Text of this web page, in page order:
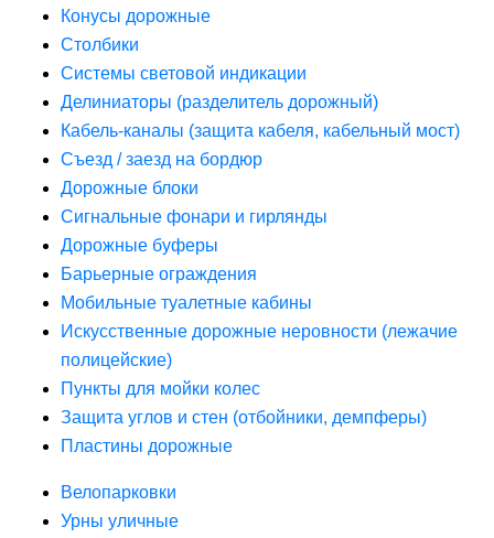
Конусы дорожные
Столбики
Системы световой индикации
Делиниаторы (разделитель дорожный)
Кабель-каналы (защита кабеля, кабельный мост)
Съезд / заезд на бордюр
Дорожные блоки
Сигнальные фонари и гирлянды
Дорожные буферы
Барьерные ограждения
Мобильные туалетные кабины
Искусственные дорожные неровности (лежачие
полицейские)
Пункты для мойки колес
Защита углов и стен (отбойники, демпферы)
Пластины дорожные
Велопарковки
Урны уличные